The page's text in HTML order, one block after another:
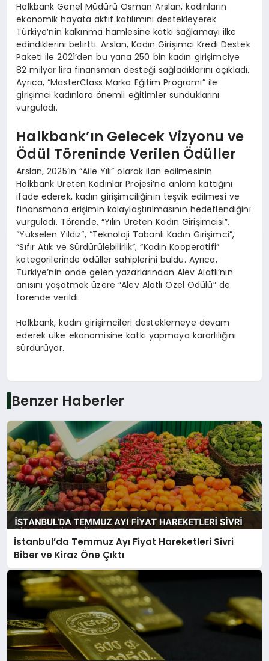
Halkbank Genel Müdürü Osman Arslan, kadınların
ekonomik hayata aktif katılımını destekleyerek
Türkiye’nin kalkınma hamlesine katkı sağlamayı ilke
edindiklerini belirtti. Arslan, Kadın Girişimci Kredi Destek
Paketi ile 2021’den bu yana 250 bin kadın girişimciye
82 milyar lira finansman desteği sağladıklarını açıkladı.
Ayrıca, “MasterClass Marka Eğitim Programı” ile
girişimci kadınlara önemli eğitimler sunduklarını
vurguladı.
Halkbank’ın Gelecek Vizyonu ve
Ödül Töreninde Verilen Ödüller
Arslan, 2025’in “Aile Yılı” olarak ilan edilmesinin
Halkbank Üreten Kadınlar Projesi’ne anlam kattığını
ifade ederek, kadın girişimciliğinin teşvik edilmesi ve
finansmana erişimin kolaylaştırılmasının hedeflendiğini
vurguladı. Törende, “Yılın Üreten Kadın Girişimcisi”,
“Yükselen Yıldız”, “Teknoloji Tabanlı Kadın Girişimci”,
“Sıfır Atık ve Sürdürülebilirlik”, “Kadın Kooperatifi”
kategorilerinde ödüller sahiplerini buldu. Ayrıca,
Türkiye’nin önde gelen yazarlarından Alev Alatlı’nın
anısını yaşatmak üzere “Alev Alatlı Özel Ödülü” de
törende verildi.
Halkbank, kadın girişimcileri desteklemeye devam
ederek ülke ekonomisine katkı yapmaya kararlılığını
sürdürüyor.
Benzer Haberler
İstanbul’da Temmuz Ayı Fiyat Hareketleri Sivri
Biber ve Kiraz Öne Çıktı